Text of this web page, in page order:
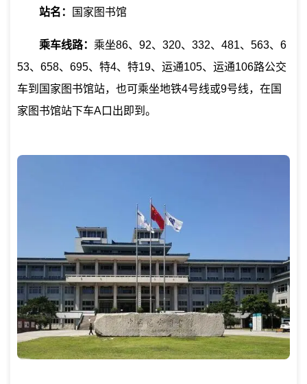
站名： 国家图书馆
乘车线路： 乘坐86、92、320、332、481、563、6
53、658、695、特4、特19、运通105、运通106路公交
车到国家图书馆站，也可乘坐地铁4号线或9号线，在国
家图书馆站下车A口出即到。